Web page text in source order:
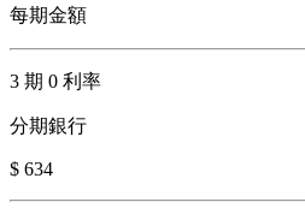
每期金額
3 期 0 利率
分期銀行
$ 634